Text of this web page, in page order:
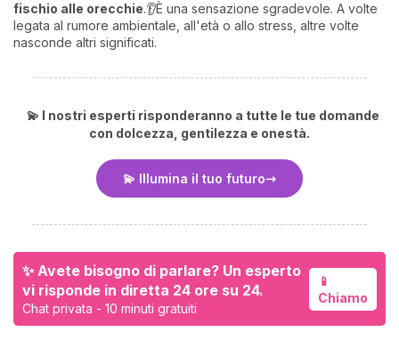
fischio alle orecchie.👂È una sensazione sgradevole. A volte
legata al rumore ambientale, all'età o allo stress, altre volte
nasconde altri significati.
💫 I nostri esperti risponderanno a tutte le tue domande
con dolcezza, gentilezza e onestà.
💫 Illumina il tuo futuro
✨ Avete bisogno di parlare? Un esperto
vi risponde in diretta 24 ore su 24.
Chat privata - 10 minuti gratuiti
📱
Chiamo